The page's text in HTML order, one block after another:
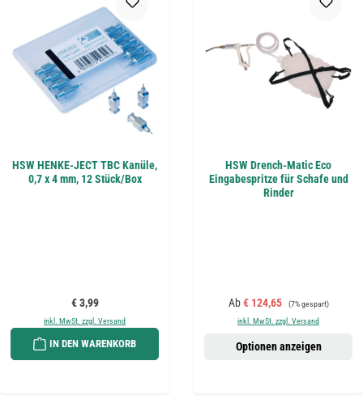
HSW HENKE-JECT TBC Kanüle,
0,7 x 4 mm, 12 Stück/Box
Regulärer Preis:
€ 3,99
inkl. MwSt. zzgl. Versand
IN DEN WARENKORB
HSW Drench-Matic Eco
Eingabespritze für Schafe und
Rinder
Verkaufspreis:
Ab€ 124,65 Regulärer Preis:
(7% gespart)
inkl. MwSt. zzgl. Versand
Optionen anzeigen